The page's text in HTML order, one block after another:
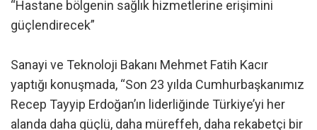
“Hastane bölgenin sağlık hizmetlerine erişimini
güçlendirecek”
Sanayi ve Teknoloji Bakanı Mehmet Fatih Kacır
yaptığı konuşmada, “Son 23 yılda Cumhurbaşkanımız
Recep Tayyip Erdoğan’ın liderliğinde Türkiye’yi her
alanda daha güçlü, daha müreffeh, daha rekabetçi bir